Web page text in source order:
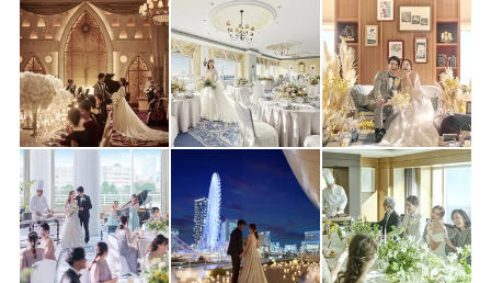
■列席ゲスト宿泊ご優待
他…